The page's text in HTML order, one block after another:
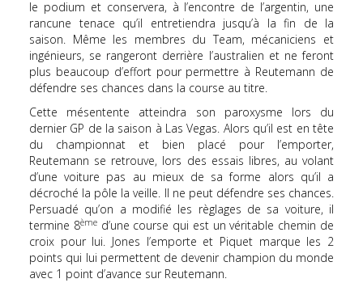
le podium et conservera, à l’encontre de l’argentin, une
rancune tenace qu’il entretiendra jusqu’à la fin de la
saison. Même les membres du Team, mécaniciens et
ingénieurs, se rangeront derrière l’australien et ne feront
plus beaucoup d’effort pour permettre à Reutemann de
défendre ses chances dans la course au titre.
Cette mésentente atteindra son paroxysme lors du
dernier GP de la saison à Las Vegas. Alors qu’il est en tête
du championnat et bien placé pour l’emporter,
Reutemann se retrouve, lors des essais libres, au volant
d’une voiture pas au mieux de sa forme alors qu’il a
décroché la pôle la veille. Il ne peut défendre ses chances.
Persuadé qu’on a modifié les règlages de sa voiture, il
termine 8èmed’une course qui est un véritable chemin de
croix pour lui. Jones l’emporte et Piquet marque les 2
points qui lui permettent de devenir champion du monde
avec 1 point d’avance sur Reutemann.